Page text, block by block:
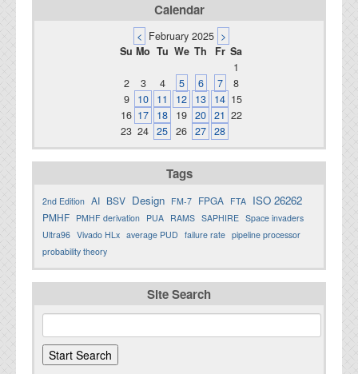
Calendar
< February 2025 >
Su Mo Tu We Th Fr Sa
1
2
3 4 5 6 7
8
9
10 11 12 13 14 15
16 17 18 19 20 21 22
23 24 25 26 27 28
Tags
2nd Edition AI BSV Design FM-7 FPGA FTA ISO 26262
PMHF PMHF derivation PUA RAMS SAPHIRE Space invaders
Ultra96 Vivado HLx average PUD failure rate pipeline processor
probability theory
Site Search